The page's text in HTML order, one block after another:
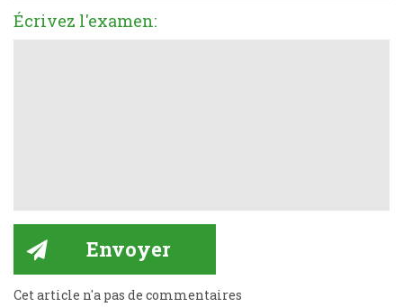
Écrivez l'examen:
Cet article n'a pas de commentaires